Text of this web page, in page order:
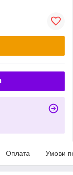
Оплата Умови